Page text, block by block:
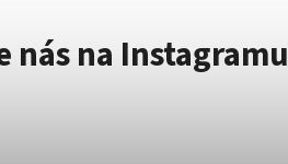
nás na Instagramu